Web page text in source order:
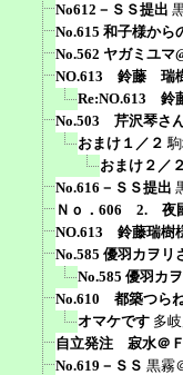
No612－ＳＳ提出
No.615 和子様から
No.562 ヤガミユマ
NO.613 鈴藤 瑞
Re:NO.613 鈴
No.503 芹沢琴さ
おまけ１／２
おまけ２／２
No.616－ＳＳ提出
Ｎｏ．606 2. 夜
NO.613 鈴藤瑞樹
No.585 優羽カヲリ
No.585 優羽カ
No.610 都築つら
オマケです 多
自立発注 寂水＠
No.619－ＳＳ 黒霧